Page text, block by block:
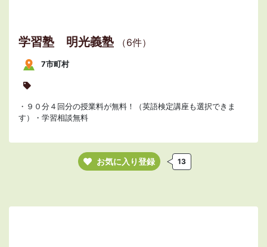
学習塾 明光義塾 （6件）
7市町村
・９０分４回分の授業料が無料！（英語検定講座も選択できま
す）・学習相談無料
お気に入り登録 13